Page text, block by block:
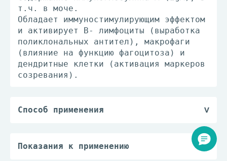
т.ч. в моче.
Обладает иммуностимулирующим эффектом
и активирует В- лимфоциты (выработка
поликлональных антител), макрофаги
(влияние на функцию фагоцитоза) и
дендритные клетки (активация маркеров
созревания).
Способ применения
лекарственного средства при
Показания к применению